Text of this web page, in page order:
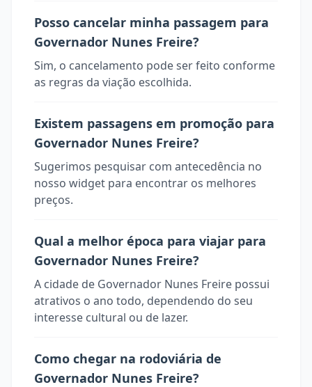
Posso cancelar minha passagem para
Governador Nunes Freire?
Sim, o cancelamento pode ser feito conforme
as regras da viação escolhida.
Existem passagens em promoção para
Governador Nunes Freire?
Sugerimos pesquisar com antecedência no
nosso widget para encontrar os melhores
preços.
Qual a melhor época para viajar para
Governador Nunes Freire?
A cidade de Governador Nunes Freire possui
atrativos o ano todo, dependendo do seu
interesse cultural ou de lazer.
Como chegar na rodoviária de
Governador Nunes Freire?